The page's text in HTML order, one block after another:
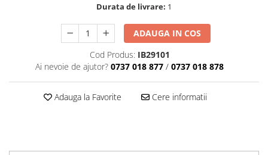
Durata de livrare: 1
ADAUGA IN COS
Cod Produs: IB29101
Ai nevoie de ajutor? 0737 018 877 / 0737 018 878
Adauga la Favorite Cere informatii